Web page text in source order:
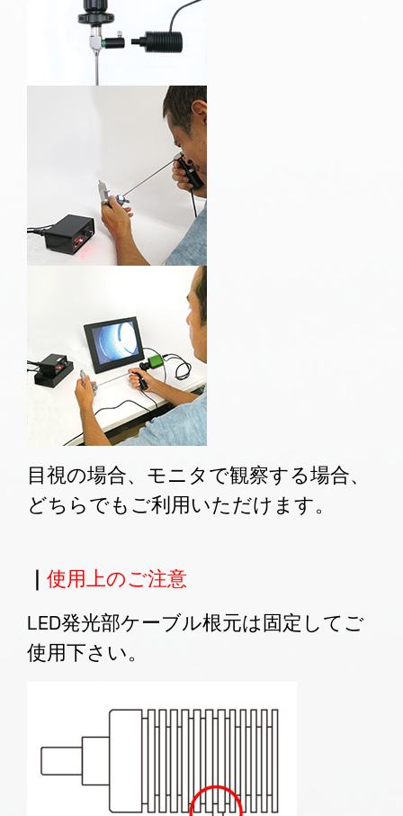
目視の場合、モニタで観察する場合、
どちらでもご利用いただけます。
｜ 使用上のご注意
LED発光部ケーブル根元は固定してご
使用下さい。